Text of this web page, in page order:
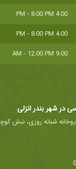
4:00 PM - 8:00 PM
4:00 PM - 8:00 PM
9:00 AM - 12:00 PM
شهر بندر انزلی
شبانه روزی، نبش